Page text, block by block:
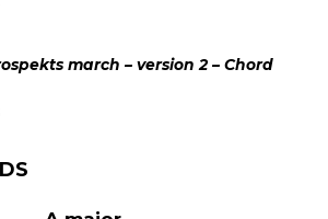
march – version 2 – Chord